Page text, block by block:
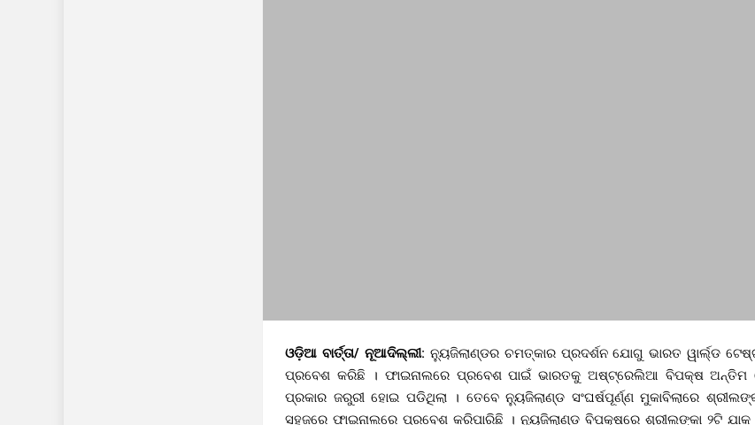
ଓଡ଼ିଆ ବାର୍ତ୍ତା/ ନୂଆଦିଲ୍ଲୀ: ନ୍ୟୁଜିଲାଣ୍ଡର ଚମତ୍କାର ପ୍ରଦର୍ଶନ ଯୋଗୁ ଭାରତ ୱାର୍ଲ୍ଡ
ପ୍ରବେଶ କରିଛି । ଫାଇନାଲରେ ପ୍ରବେଶ ପାଇଁ ଭାରତକୁ ଅଷ୍ଟ୍ରେଲିଆ ବିପକ୍ଷ ଅନ୍ତିମ
ପ୍ରକାର ଜରୁରୀ ହୋଇ ପଡିଥିଲା । ତେବେ ନ୍ୟୁଜିଲାଣ୍ଡ ସଂଘର୍ଷପୂର୍ଣ୍ଣ ମୁକାବିଲାରେ
ସହଜରେ ଫାଇନାଲରେ ପ୍ରବେଶ କରିପାରିଛି । ନ୍ୟୁଜିଲାଣ୍ଡ ବିପକ୍ଷରେ ଶ୍ରୀଲଙ୍କା ୨ଟି